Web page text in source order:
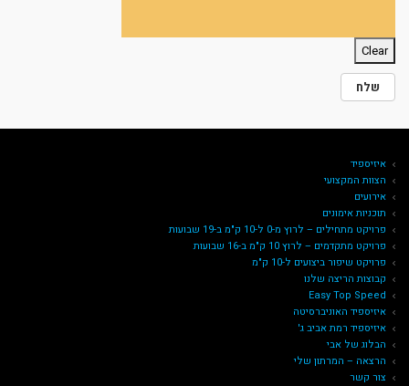
איזיספיד
הצוות המקצועי
אירועים
תוכניות אימונים
פרויקט מתחילים – לרוץ מ-0 ל-10 ק"מ ב-19 שבועות
פרויקט מתקדמים – לרוץ 10 ק"מ ב-16 שבועות
פרויקט שיפור ביצועים ל-10 ק"מ
קבוצות הריצה שלנו
Easy Top Speed
איזיספיד האוניברסיטה
איזיספיד רמת אביב ג'
הבלוג של אבי
הרצאה – המרתון שלי
צור קשר